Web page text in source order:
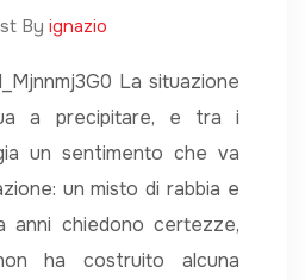
By ignazio
La situazione
a precipitare, e tra i
un sentimento che va
un misto di rabbia e
anni chiedono certezze,
ha costruito alcuna